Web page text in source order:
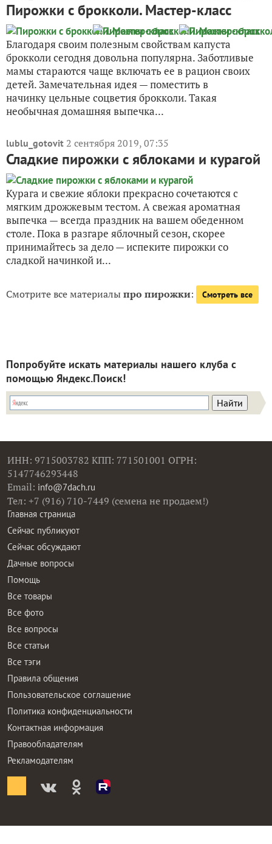
Пирожки с брокколи. Мастер-класс
Благодаря своим полезным свойствам капуста
брокколи сегодня довольна популярна. Заботливые
мамы стараются чаще включать ее в рацион своих
детей. Замечательная идея — поместить в
начинку цельные соцветия брокколи. Такая
необычная домашняя выпечка...
lublu_gotovit 2 сентября 2019, 07:35
Сладкие пирожки с яблоками и курагой
Курага и свежие яблоки прекрасно сочетаются с
мягким дрожжевым тестом. А свежая ароматная
выпечка — всегда праздник на вашем обеденном
столе. Пока в разгаре яблочный сезон, скорее
принимайтесь за дело — испеките пирожки со
сладкой начинкой и...
Смотрите все материалыпро пирожки: Смотреть все
Попробуйте искать материалы нашего клуба с
помощью Яндекс.Поиск!
ИНН: 9715003782 КПП: 771501001 ОГРН:
5147746293448
Email: info@7dach.ru
Тел: +7 (916) 710-7449 (семена не продаем!)
Главная страница
Сейчас публикуют
Сейчас обсуждают
Дачные вопросы
Помощь
Все товары
Все фото
Все вопросы
Все статьи
Все тэги
Правила общения
Пользовательское соглашение
Политика конфиденциальности
Контактная информация
Правообладателям
Рекламодателям